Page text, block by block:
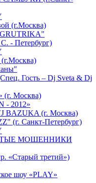
(г.Москва)
- Петербург)
Гость – Dj Sveta & Dj
(г. Москва)
- 2012»
BAZUKA (г. Москва)
(г. Санкт-Петербург)
МОШЕННИКИ
«Старый третий»)
шоу «PLAY»